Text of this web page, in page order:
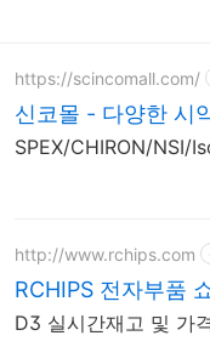
https://scincomall.com/
신코몰 - 다양한 시
SPEX/CHIRON/NSI/
http://www.rchips.com
RCHIPS 전자부품
D3 실시간재고 및 가